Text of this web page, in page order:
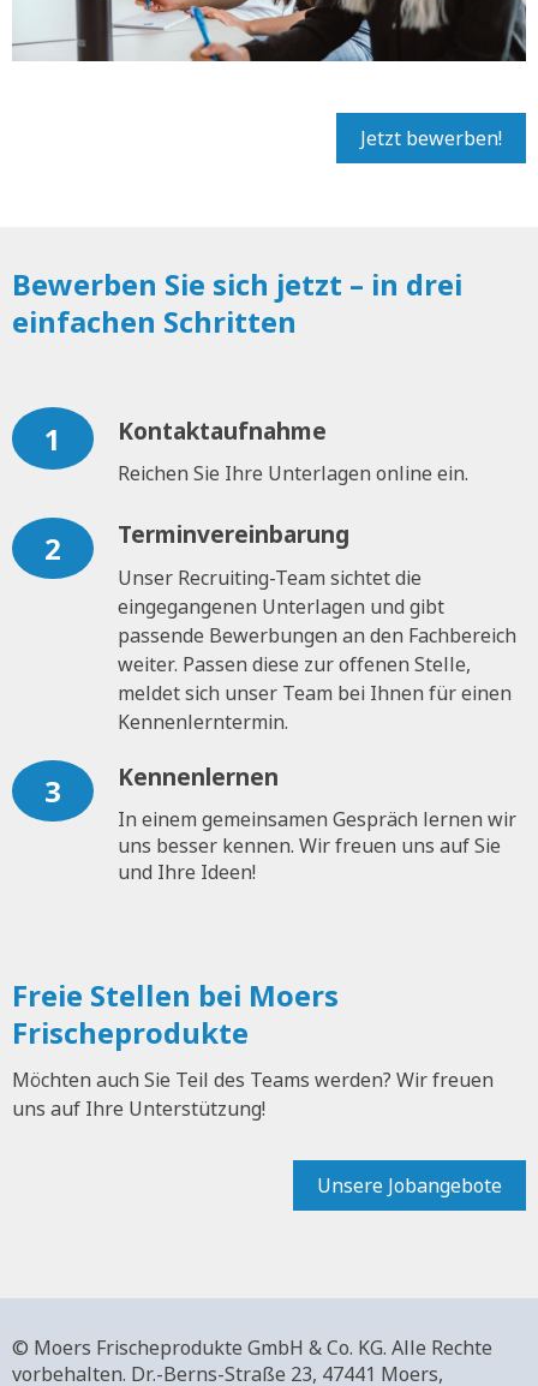
Jetzt bewerben!
Bewerben Sie sich jetzt – in drei
einfachen Schritten
1 Kontaktaufnahme
Reichen Sie Ihre Unterlagen online ein.
2 Terminvereinbarung
Unser Recruiting-Team sichtet die
eingegangenen Unterlagen und gibt
passende Bewerbungen an den Fachbereich
weiter. Passen diese zur offenen Stelle,
meldet sich unser Team bei Ihnen für einen
Kennenlerntermin.
3 Kennenlernen
In einem gemeinsamen Gespräch lernen wir
uns besser kennen. Wir freuen uns auf Sie
und Ihre Ideen!
Freie Stellen bei Moers
Frischeprodukte
Möchten auch Sie Teil des Teams werden? Wir freuen
uns auf Ihre Unterstützung!
Unsere Jobangebote
© Moers Frischeprodukte GmbH & Co. KG. Alle Rechte
vorbehalten. Dr.-Berns-Straße 23, 47441 Moers,